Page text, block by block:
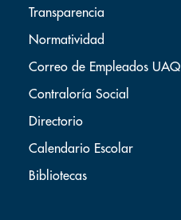
Transparencia
Normatividad
Correo de Empleados UAQ
Contraloría Social
Directorio
Calendario Escolar
Bibliotecas